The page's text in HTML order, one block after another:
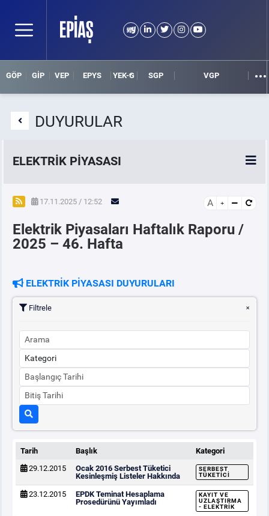
GÖP GİP VEP EPYS YEK-G SGP VGP
DUYURULAR
ELEKTRİK PİYASASI
SPOT ELEKTRİK PİYASALARI
ÖRNEK FİNANS BELGELERİ
PİYASAKAYITSÜRECİ
SERBEST TÜKETİCİ
MALİ UZLAŞTIRMA
TEMİNAT
BÜLTENLER
DUYURULAR
BT HİZMET YÖNETİM SİSTEMİ POLİTİKAMIZ
17.11.2025 / 12:52 A
Elektrik Piyasaları Haftalık Raporu /
2025 – 46. Hafta
ELEKTRİK PİYASASI DUYURULARI
Filtrele
Tarih Başlık
Kategori
29.12.2015
Ocak 2016 Serbest Tüketici
Kesinleşmiş Listeler Hakkında
SERBEST
TÜKETICI
23.12.2015
EPDK Teminat Hesaplama
Prosedürünü Yayımladı
KAYIT VE
UZLAŞTIRMA
- ELEKTRIK